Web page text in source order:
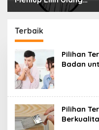
Menyimpan Rahasia
Terbaik
Pilihan
Badan
Pilihan